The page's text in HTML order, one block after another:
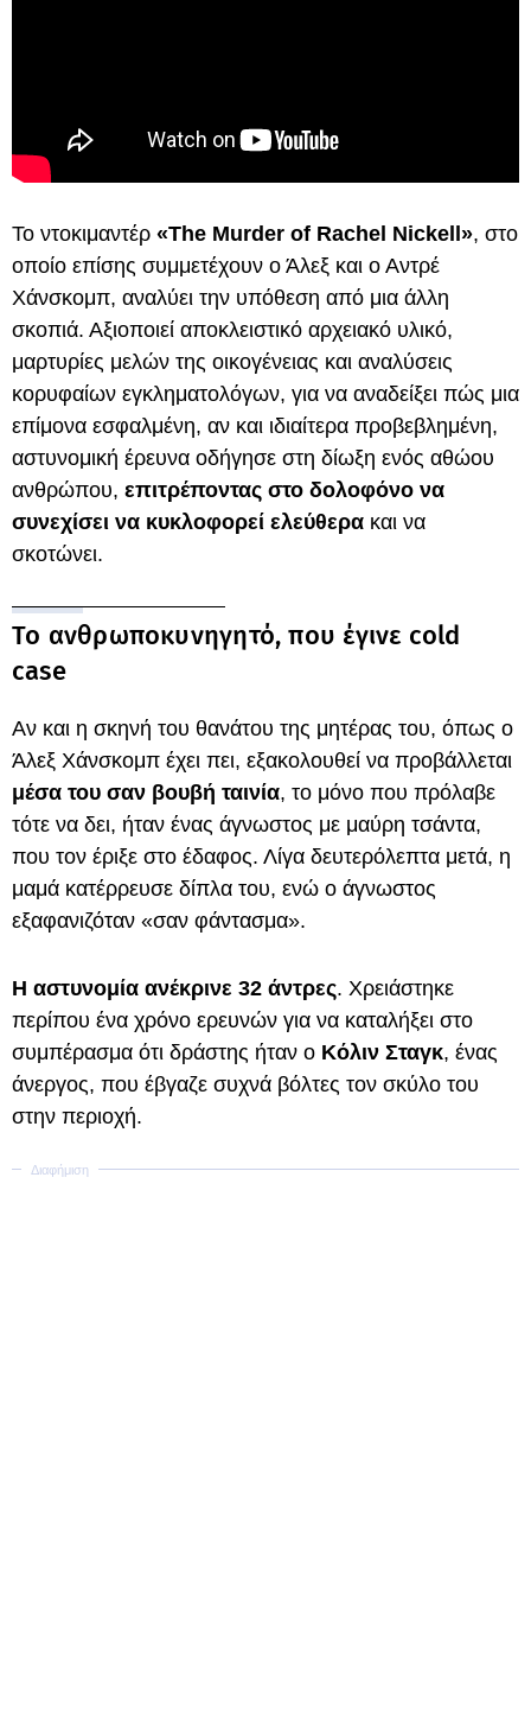
Το ντοκιμαντέρ «The Murder of Rachel Nickell», στο
οποίο επίσης συμμετέχουν ο Άλεξ και ο Αντρέ
Χάνσκομπ, αναλύει την υπόθεση από μια άλλη
σκοπιά. Αξιοποιεί αποκλειστικό αρχειακό υλικό,
μαρτυρίες μελών της οικογένειας και αναλύσεις
κορυφαίων εγκληματολόγων, για να αναδείξει πώς μια
επίμονα εσφαλμένη, αν και ιδιαίτερα προβεβλημένη,
αστυνομική έρευνα οδήγησε στη δίωξη ενός αθώου
ανθρώπου, επιτρέποντας στο δολοφόνο να
συνεχίσει να κυκλοφορεί ελεύθερα και να
σκοτώνει.
Το ανθρωποκυνηγητό, που έγινε cold
case
Αν και η σκηνή του θανάτου της μητέρας του, όπως ο
Άλεξ Χάνσκομπ έχει πει, εξακολουθεί να προβάλλεται
μέσα του σαν βουβή ταινία, το μόνο που πρόλαβε
τότε να δει, ήταν ένας άγνωστος με μαύρη τσάντα,
που τον έριξε στο έδαφος. Λίγα δευτερόλεπτα μετά, η
μαμά κατέρρευσε δίπλα του, ενώ ο άγνωστος
εξαφανιζόταν «σαν φάντασμα».
Η αστυνομία ανέκρινε 32 άντρες. Χρειάστηκε
περίπου ένα χρόνο ερευνών για να καταλήξει στο
συμπέρασμα ότι δράστης ήταν ο Κόλιν Σταγκ, ένας
άνεργος, που έβγαζε συχνά βόλτες τον σκύλο του
στην περιοχή.